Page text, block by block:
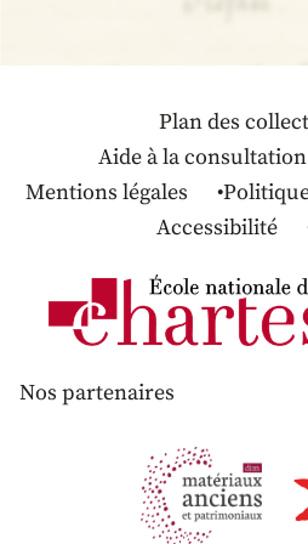
Plan des
Aide à la consultation
Mentions légales
Accessibilité
Nos partenaires